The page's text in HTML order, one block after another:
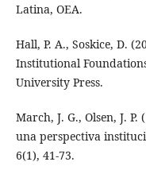
Latina, OEA.
Hall, P. A., Soskice, D.
Institutional
University Press.
March, J. G., Olsen, J.
una perspectiva
6(1), 41-73.